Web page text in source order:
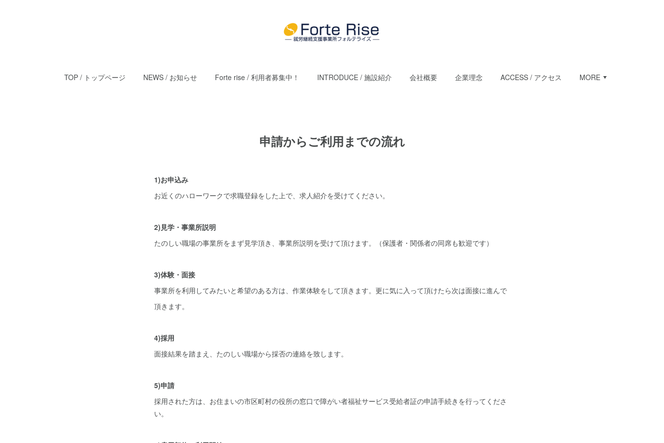
TOP / トップページ NEWS / お知らせ Forte rise / 利用者募集中！ INTRODUCE / 施設紹介 会社概要 企業理念 ACCESS / アクセス MORE
申請からご利用までの流れ
1)お申込み
お近くのハローワークで求職登録をした上で、求人紹介を受けてください。
2)見学・事業所説明
たのしい職場の事業所をまず見学頂き、事業所説明を受けて頂けます。（保護者・関係者の同席も歓迎です）
3)体験・面接
事業所を利用してみたいと希望のある方は、作業体験をして頂きます。更に気に入って頂けたら次は面接に進んで
頂きます。
4)採用
面接結果を踏まえ、たのしい職場から採否の連絡を致します。
5)申請
採用された方は、お住まいの市区町村の役所の窓口で障がい者福祉サービス受給者証の申請手続きを行ってくださ
い。